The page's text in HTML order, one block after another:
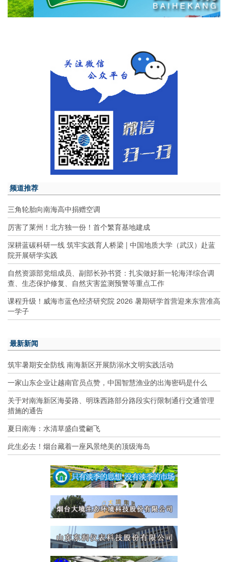
频道推荐
三角轮胎向南海高中捐赠空调
厉害了莱州！北方独一份！首个繁育基地建成
深耕蓝碳科研一线 筑牢实践育人桥梁 | 中国地质大学（武汉）赴蓝
院开展研学实践
自然资源部党组成员、副部长孙书贤：扎实做好新一轮海洋综合调
查、生态保护修复、自然灾害监测预警等重点工作
课程升级！威海市蓝色经济研究院 2026 暑期研学首营迎来东营准高
一学子
最新新闻
筑牢暑期安全防线 南海新区开展防溺水文明实践活动
一家山东企业让越南官员点赞，中国智慧渔业的出海密码是什么
关于对南海新区海晏路、明珠西路部分路段实行限制通行交通管理
措施的通告
夏日南海：水清草盛白鹭翩飞
此生必去！烟台藏着一座风景绝美的顶级海岛